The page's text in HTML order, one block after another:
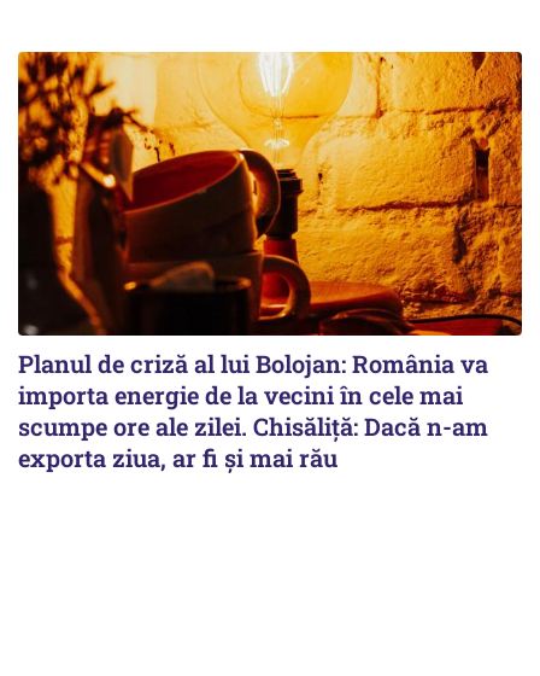
Planul de criză al lui Bolojan: România va
importa energie de la vecini în cele mai
scumpe ore ale zilei. Chisăliță: Dacă n-am
exporta ziua, ar fi și mai rău